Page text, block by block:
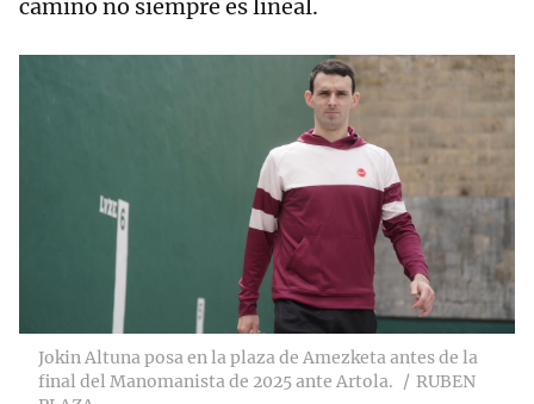
camino no siempre es lineal.
Jokin Altuna posa en la plaza de Amezketa antes de la
final del Manomanista de 2025 ante Artola.
RUBEN